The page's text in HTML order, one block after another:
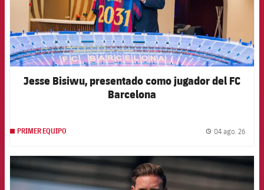
Jesse Bisiwu, presentado como jugador del FC
Barcelona
PRIMER EQUIPO 04 ago. 26
FCB Barcelona badge